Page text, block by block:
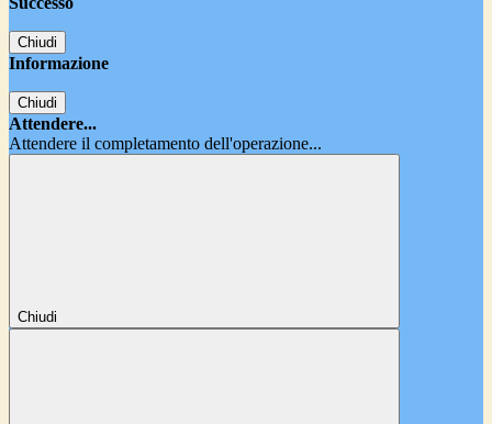
Chiudi
Informazione
Chiudi
Attendere...
Attendere il completamento dell'operazione...
Chiudi